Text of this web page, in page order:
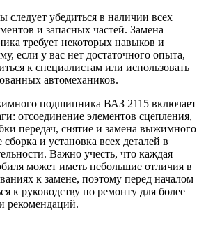
следует убедиться в наличии всех
и запасных частей. Замена
требует некоторых навыков и
если у вас нет достаточного опыта,
к специалистам или использовать
автомехаников.
подшипника ВАЗ 2115 включает
отсоединение элементов сцепления,
передач, снятие и замена выжимного
и установка всех деталей в
Важно учесть, что каждая
может иметь небольшие отличия в
к замене, поэтому перед началом
к руководству по ремонту для более
рекомендаций.